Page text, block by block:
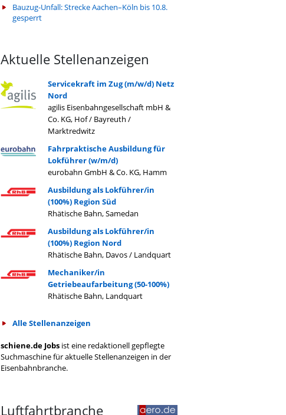
Bauzug-Unfall: Strecke Aachen–Köln bis 10.8.
gesperrt
Aktuelle Stellenanzeigen
Servicekraft im Zug (m/w/d) Netz
Nord
agilis Eisenbahngesellschaft mbH &
Co. KG, Hof / Bayreuth /
Marktredwitz
Fahrpraktische Ausbildung für
Lokführer (w/m/d)
eurobahn GmbH & Co. KG, Hamm
Ausbildung als Lokführer/in
(100%) Region Süd
Rhätische Bahn, Samedan
Ausbildung als Lokführer/in
(100%) Region Nord
Rhätische Bahn, Davos / Landquart
Mechaniker/in
Getriebeaufarbeitung (50-100%)
Rhätische Bahn, Landquart
Alle Stellenanzeigen
schiene.de Jobs ist eine redaktionell gepflegte
Suchmaschine für aktuelle Stellenanzeigen in der
Eisenbahnbranche.
Luftfahrtbranche